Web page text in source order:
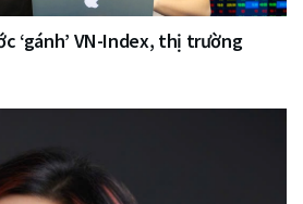
‘gánh’ VN-Index, thị trường